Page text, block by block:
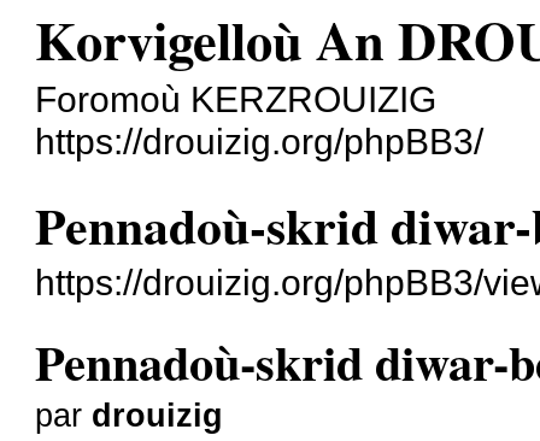
Korvigelloù An
Foromoù KERZROUIZIG
https://drouizig.org/phpBB3/
Pennadoù-skrid
https://drouizig.org/phpBB3/
Pennadoù-skrid diwar-
par drouizig